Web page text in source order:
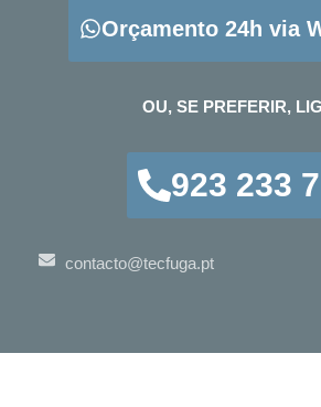
Orçamento 24h via
OU, SE PREFERIR,
923 233
contacto@tecfuga.pt